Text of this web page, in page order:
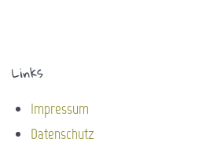
Links
Impressum
Datenschutz